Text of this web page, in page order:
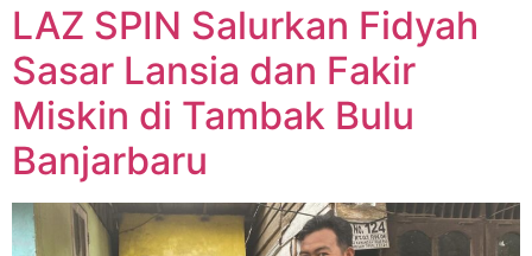
LAZ SPIN Salurkan Fidyah
Sasar Lansia dan Fakir
Miskin di Tambak Bulu
Banjarbaru